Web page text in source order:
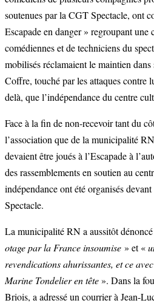
soutenues par la CGT Spectacle, ont
Escapade en danger » regroupant une
comédiennes et de techniciens du
mobilisés réclamaient le maintien dans
Coffre, touché par les attaques contre
delà, que l’indépendance du centre
Face à la fin de non-recevoir tant du
l’association que de la municipalité
devaient être joués à l’Escapade à
des rassemblements en soutien au
indépendance ont été organisés
Spectacle.
La municipalité RN a aussitôt
otage par la France insoumise » et «
revendications ahurissantes, et ce
Marine Tondelier en tête». Dans la
Briois, a adressé un courrier à Jean-